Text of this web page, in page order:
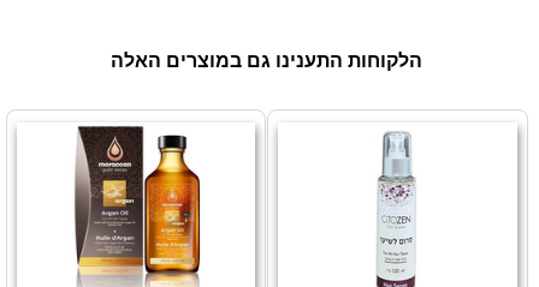
הלקוחות התענינו גם במוצרים האלה